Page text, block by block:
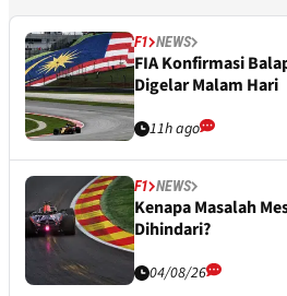
F1 NEWS
FIA Konfirmasi
Digelar Malam Hari
11h ago
F1 NEWS
Kenapa Masalah
Dihindari?
04/08/26